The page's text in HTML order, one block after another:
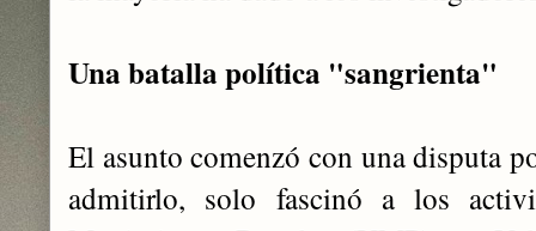
Una batalla política "sangrienta"
El asunto comenzó con una disputa
admitirlo, solo fascinó a los